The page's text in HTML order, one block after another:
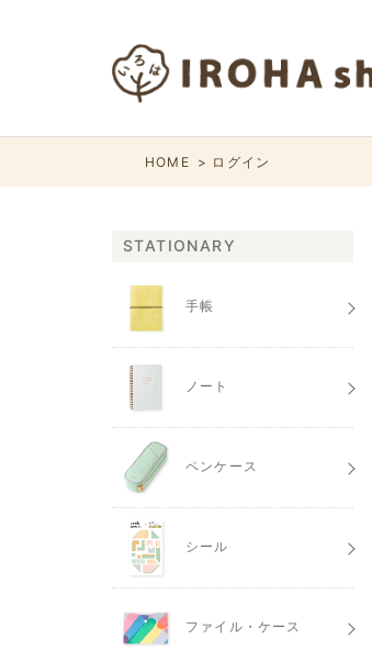
HOME ログイン
STATIONARY
手帳
ノート
ペンケース
シール
ファイル・ケース